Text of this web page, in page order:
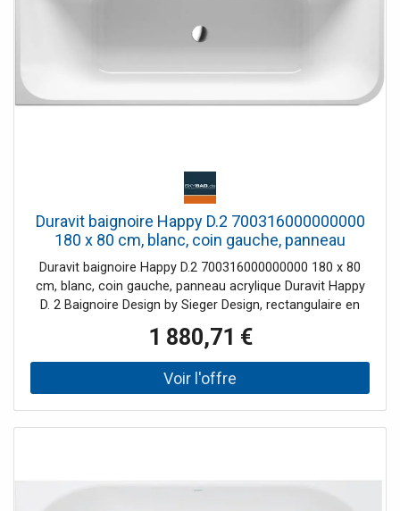
Duravit baignoire Happy D.2 700316000000000
180 x 80 cm, blanc, coin gauche, panneau
acrylique
Duravit baignoire Happy D.2 700316000000000 180 x 80
cm, blanc, coin gauche, panneau acrylique Duravit Happy
D. 2 Baignoire Design by Sieger Design, rectangulaire en
coin gauche et avec revêtement et cadre en acrylique
moulé. Intérieur rectangulaire avec coins arrondis.
Profondeur intérieure 460 mm. Jante de bain (LxH)
70x30mm. Dimensions du fond du plateau (Lxl) 1030x360
couleur lumière, Chauffage , gestion de l'hygiène UV.
1 880,71 €